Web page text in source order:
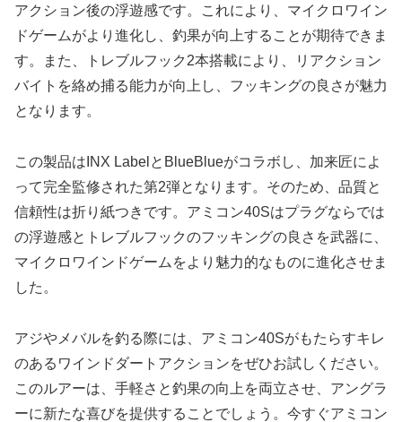
アクション後の浮遊感です。これにより、マイクロワイン
ドゲームがより進化し、釣果が向上することが期待できま
す。また、トレブルフック2本搭載により、リアクション
バイトを絡め捕る能力が向上し、フッキングの良さが魅力
となります。
この製品はINX LabelとBlueBlueがコラボし、加来匠によ
って完全監修された第2弾となります。そのため、品質と
信頼性は折り紙つきです。アミコン40Sはプラグならでは
の浮遊感とトレブルフックのフッキングの良さを武器に、
マイクロワインドゲームをより魅力的なものに進化させま
した。
アジやメバルを釣る際には、アミコン40Sがもたらすキレ
のあるワインドダートアクションをぜひお試しください。
このルアーは、手軽さと釣果の向上を両立させ、アングラ
ーに新たな喜びを提供することでしょう。今すぐアミコン